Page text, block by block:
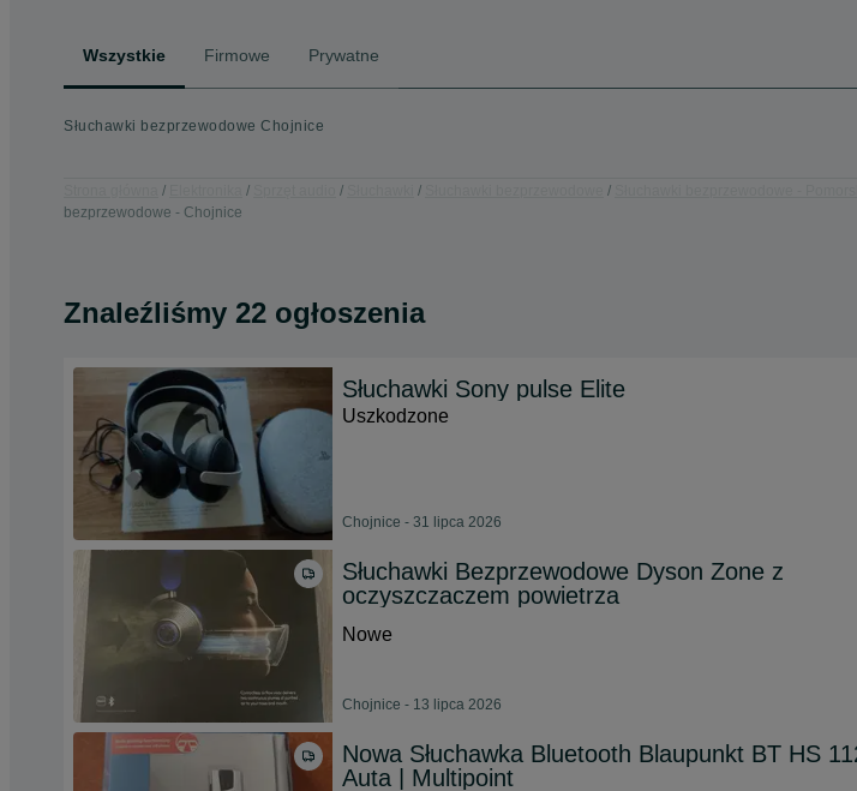
Wszystkie Firmowe Prywatne
Słuchawki bezprzewodowe Chojnice
bezprzewodowe - Chojnice
Znaleźliśmy 22 ogłoszenia
Słuchawki Sony pulse Elite
Uszkodzone
Chojnice - 31 lipca 2026
Słuchawki Bezprzewodowe Dyson Zone z
oczyszczaczem powietrza
Nowe
Chojnice - 13 lipca 2026
Nowa Słuchawka Bluetooth Blaupunkt BT HS
Auta | Multipoint